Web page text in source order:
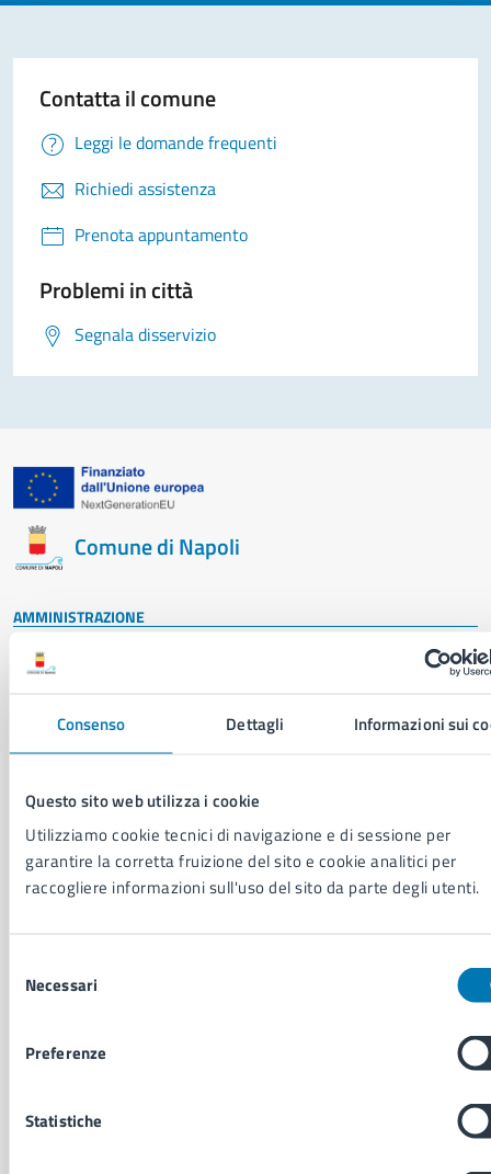
Consenso Dettagli Informazioni sui
Questo sito web utilizza i cookie
Utilizziamo cookie tecnici di navigazione e di sessione per
garantire la corretta fruizione del sito e cookie analitici per
raccogliere informazioni sull'uso del sito da parte degli utenti.
delNecessari
Preferenze
Statistiche
Contatta il comune
Leggi le domande frequenti
Richiedi assistenza
Prenota appuntamento
Problemi in città
Segnala disservizio
Comune di Napoli
AMMINISTRAZIONE
Aree amministrative
Organi di governo
Enti e fondazioni
Personale amministrativo
Documenti e dati
Intranet, posta aziendale e protocollo
Anagrafe e stato civile
Cultura e tempo libero
Giustizia e sicurezza pubblica